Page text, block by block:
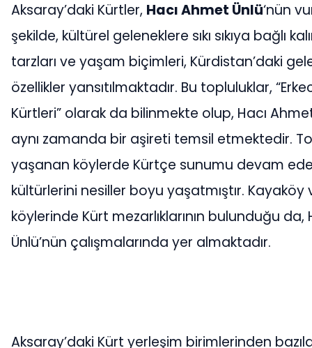
Aksaray’daki Kürtler, Hacı Ahmet Ünlü‘nün
şekilde, kültürel geleneklere sıkı sıkıya bağlı
tarzları ve yaşam biçimleri, Kürdistan’daki
özellikler yansıtılmaktadır. Bu topluluklar,
Kürtleri” olarak da bilinmekte olup, Hacı
aynı zamanda bir aşireti temsil etmektedir.
yaşanan köylerde Kürtçe sunumu devam
kültürlerini nesiller boyu yaşatmıştır. Kayaköy
köylerinde Kürt mezarlıklarının bulunduğu da,
Ünlü’nün çalışmalarında yer almaktadır.
Aksaray’daki Kürt yerleşim birimlerinden